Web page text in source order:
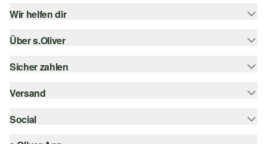
Wir helfen dir
Hilfe & FAQ
Über s.Oliver
Newsletter
Sicher zahlen
Rechnung
Versand
Sendungsverfolgung
Post AT
Social